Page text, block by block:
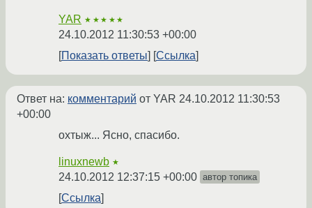
YAR ★★★★★
24.10.2012 11:30:53 +00:00
Показать ответы
Ссылка
Ответ на: комментарий от YAR 24.10.2012 11:30:53
+00:00
охтыж... Ясно, спасибо.
linuxnewb ★
24.10.2012 12:37:15 +00:00 автор топика
Ссылка